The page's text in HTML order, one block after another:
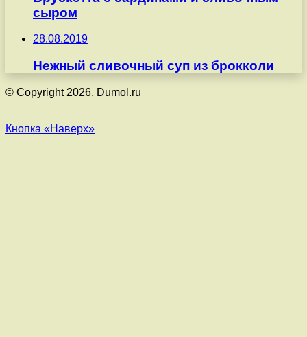
сыром
28.08.2019
Нежный сливочный суп из брокколи
© Copyright 2026, Dumol.ru
Кнопка «Наверх»